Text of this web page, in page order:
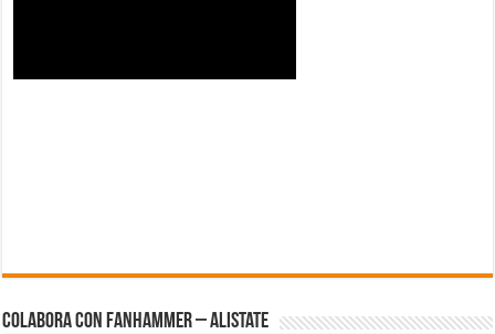
Colabora con FanHammer – Alistate